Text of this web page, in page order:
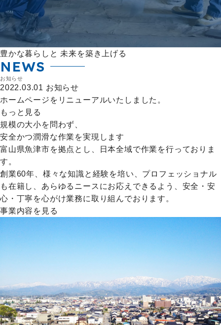
豊かな暮らしと 未来を築き上げる
NEWS
お知らせ
2022.03.01 お知らせ
ホームページをリニューアルいたしました。
もっと見る
規模の大小を問わず、
安全かつ潤滑な作業を実現します
富山県魚津市を拠点とし、日本全域で作業を行っておりま
す。
創業60年、様々な知識と経験を培い、プロフェッショナル
も在籍し、あらゆるニースにお応えできるよう、安全・安
心・丁寧を心がけ業務に取り組んでおります。
事業内容を見る